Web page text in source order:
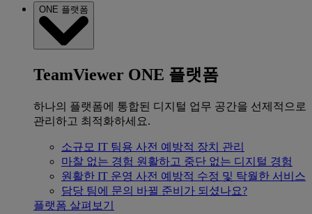
ONE 플랫폼
TeamViewer ONE 플랫폼
하나의 플랫폼에 통합된 디지털 업무 공간을 선제적으로
관리하고 최적화하세요.
소규모 IT 팀용 사전 예방적 장치 관리
마찰 없는 경험 원활하고 중단 없는 디지털 경험
원활한 IT 운영 사전 예방적 수정 및 탁월한 서비스
담당 팀에 문의 바뀔 준비가 되셨나요?
플랫폼 살펴보기